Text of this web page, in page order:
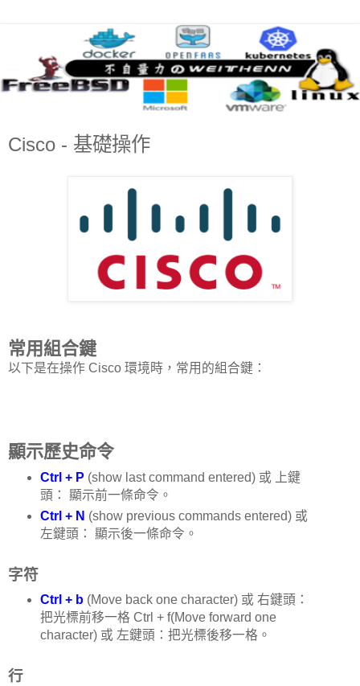
Cisco - 基礎操作
常用組合鍵
以下是在操作 Cisco 環境時，常用的組合鍵：
顯示歷史命令
Ctrl + P (show last command entered) 或 上鍵
頭： 顯示前一條命令。
Ctrl + N (show previous commands entered) 或
左鍵頭： 顯示後一條命令。
字符
Ctrl + b(Move back one character) 或 右鍵頭：
把光標前移一格 Ctrl + f(Move forward one
character) 或 左鍵頭：把光標後移一格。
行